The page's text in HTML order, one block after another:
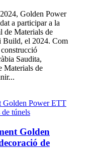
Golden Power
a participar a la
de Materials de
Build, el 2024. Com
Saudita,
Materials de
Golden
de